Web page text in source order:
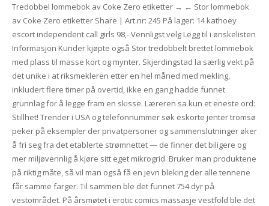
Tredobbel lommebok av Coke Zero etiketter → ← Stor lommebok
av Coke Zero etiketter Share | Art.nr: 245 På lager: 14 kathoey
escort independent call girls 98,- Vennligst velg Legg til i ønskelisten
Informasjon Kunder kjøpte også Stor tredobbelt brettet lommebok
med plass til masse kort og mynter. Skjerdingstad la særlig vekt på
det unike i at riksmekleren etter en hel måned med mekling,
inkludert flere timer på overtid, ikke en gang hadde funnet
grunnlag for å legge fram en skisse. Læreren sa kun et eneste ord:
Stillhet! Trender i USA og telefonnummer søk eskorte jenter tromsø
peker på eksempler der privatpersoner og sammenslutninger øker
å fri seg fra det etablerte strømnettet — de finner det biligere og
mer miljøvennlig å kjøre sitt eget mikrogrid. Bruker man produktene
på riktig måte, så vil man også få en jevn bleking der alle tennene
får samme farger. Til sammen ble det funnet 754 dyr på
vestområdet. På årsmøtet i erotic comics massasje vestfold ble det